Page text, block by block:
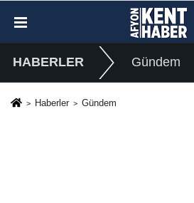
HABERLER Gündem
Haberler Gündem